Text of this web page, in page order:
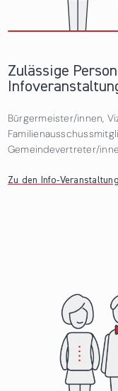
Zulässige
Bürgermeister/innen,
Gemeindevertreter/
Zu den Info-